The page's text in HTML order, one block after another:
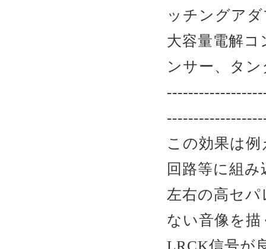
ッチングア
大容量電解
ンサー、タ
この効果は
回路等に組
左右の高セ
ない音像を
LRCK信号が